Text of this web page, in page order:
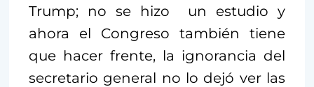
Trump; no se hizo un estudio y
ahora el Congreso también tiene
que hacer frente, la ignorancia del
secretario general no lo dejó ver las